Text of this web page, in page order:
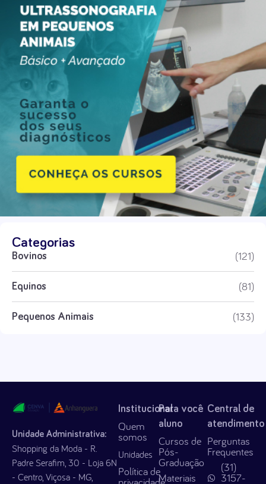
Categorias
Bovinos (121)
Equinos (81)
Pequenos Animais (133)
Unidade Administrativa:
Shopping da Moda - R.
Padre Serafim, 30 - Loja 6N
- Centro, Viçosa - MG,
Institucional
Quem
somos
Unidades
Política de
Para você
aluno
Cursos de
Pós-
Graduação
Materiais
Central de
atendimento
Perguntas
Frequentes
(31)
3157-